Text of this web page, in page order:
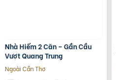
Nhà Hiếm 2 Căn – Gần Cầu
Vượt Quang Trung
Ngoài Cần Thơ